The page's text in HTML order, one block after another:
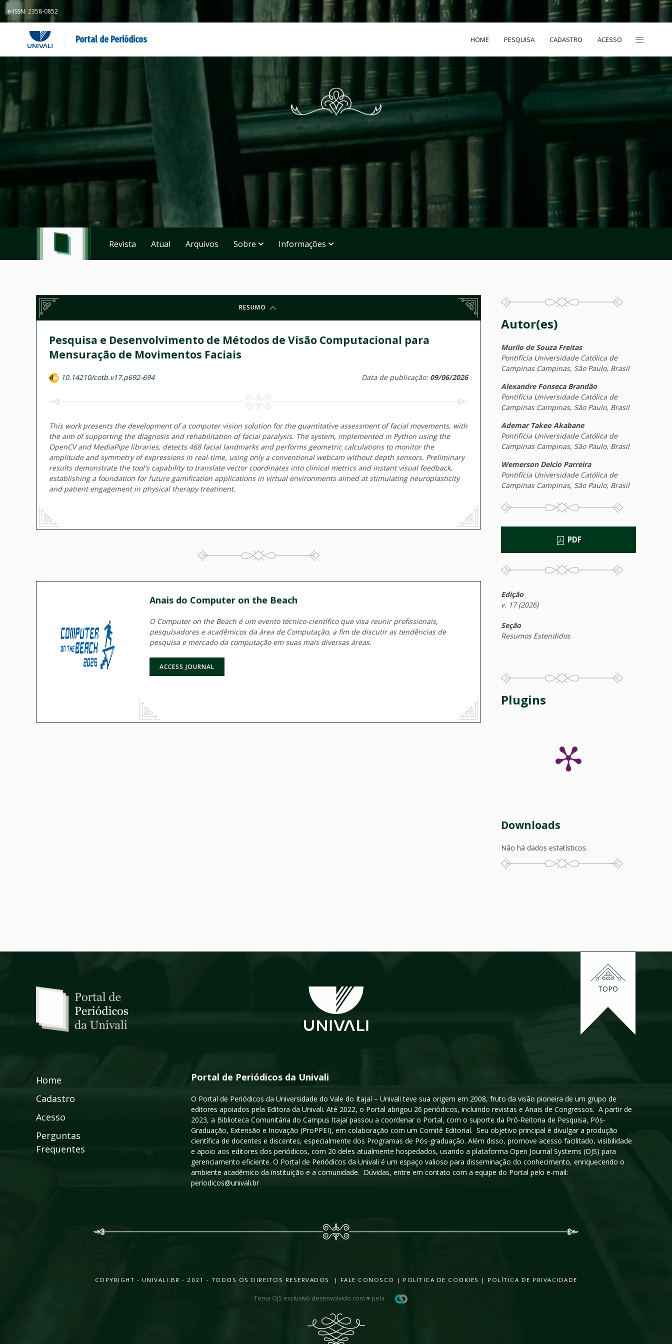
e-ISSN: 2358-0852
Portal de Periódicos HOME PESQUISA CADASTRO ACESSO
Revista Atual Arquivos Sobre Informações
RESUMO
Pesquisa e Desenvolvimento de Métodos de Visão Computacional para
Mensuração de Movimentos Faciais
10.14210/cotb.v17.p692-694 Data de publicação: 09/06/2026
This work presents the development of a computer vision solution for the quantitative assessment of facial movements, with
the aim of supporting the diagnosis and rehabilitation of facial paralysis. The system, implemented in Python using the
OpenCV and MediaPipe libraries, detects 468 facial landmarks and performs geometric calculations to monitor the
amplitude and symmetry of expressions in real-time, using only a conventional webcam without depth sensors. Preliminary
results demonstrate the tool's capability to translate vector coordinates into clinical metrics and instant visual feedback,
establishing a foundation for future gamification applications in virtual environments aimed at stimulating neuroplasticity
and patient engagement in physical therapy treatment.
Anais do Computer on the Beach
O Computer on the Beach é um evento técnico-científico que visa reunir profissionais,
pesquisadores e acadêmicos da área de Computação, a fim de discutir as tendências de
pesquisa e mercado da computação em suas mais diversas áreas.
ACCESS JOURNAL
Autor(es)
Murilo de Souza Freitas
Pontifícia Universidade Católica de
Campinas Campinas, São Paulo, Brasil
Alexandre Fonseca Brandão
Pontifícia Universidade Católica de
Campinas Campinas, São Paulo, Brasil
Ademar Takeo Akabane
Pontifícia Universidade Católica de
Campinas Campinas, São Paulo, Brasil
Wemerson Delcio Parreira
Pontifícia Universidade Católica de
Campinas Campinas, São Paulo, Brasil
PDF
Edição
v. 17 (2026)
Seção
Resumos Estendidos
Plugins
Downloads
Não há dados estatísticos.
TOPO
Home
Cadastro
Acesso
Perguntas
Frequentes
Portal de Periódicos da Univali
O Portal de Periódicos da Universidade do Vale do Itajaí – Univali teve sua origem em 2008, fruto da visão pioneira de um grupo de
editores apoiados pela Editora da Univali. Até 2022, o Portal abrigou 26 periódicos, incluindo revistas e Anais de Congressos. A partir de
2023, a Biblioteca Comunitária do Campus Itajaí passou a coordenar o Portal, com o suporte da Pró-Reitoria de Pesquisa, Pós-
Graduação, Extensão e Inovação (ProPPEI), em colaboração com um Comitê Editorial. Seu objetivo principal é divulgar a produção
científica de docentes e discentes, especialmente dos Programas de Pós-graduação. Além disso, promove acesso facilitado, visibilidade
e apoio aos editores dos periódicos, com 20 deles atualmente hospedados, usando a plataforma Open Journal Systems (OJS) para
gerenciamento eficiente. O Portal de Periódicos da Univali é um espaço valioso para disseminação do conhecimento, enriquecendo o
ambiente acadêmico da instituição e a comunidade. Dúvidas, entre em contato com a equipe do Portal pelo e-mail:
periodicos@univali.br
COPYRIGHT - UNIVALI.BR - 2021 - TODOS OS DIREITOS RESERVADOS | FALE CONOSCO | POLÍTICA DE COOKIES | POLÍTICA DE PRIVACIDADE
Tema OJS exclusivo desenvolvido com ♥ pela .